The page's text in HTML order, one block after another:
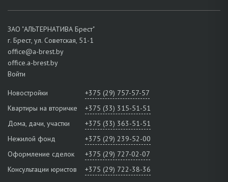
ЗАО "АЛЬТЕРНАТИВА Брест"
г. Брест, ул. Советская, 51-1
office@a-brest.by
office.a-brest.by
Войти
Новостройки
+375 (29) 757-57-57
Квартиры на вторичке
+375 (33) 315-51-51
Дома, дачи, участки
+375 (33) 363-51-51
Нежилой фонд
+375 (29) 239-52-00
Оформление сделок
+375 (29) 727-02-07
Консультации юристов
+375 (29) 722-38-36